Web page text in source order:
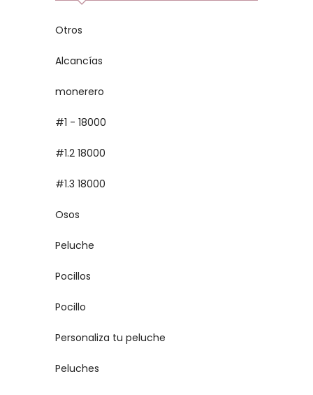
Otros
Alcancías
monerero
#1 - 18000
#1.2 18000
#1.3 18000
Osos
Peluche
Pocillos
Pocillo
Personaliza tu peluche
Peluches